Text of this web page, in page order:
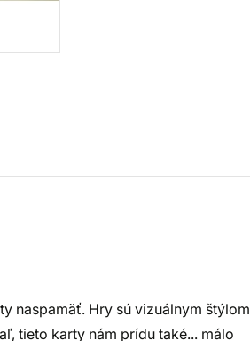
naspamäť. Hry sú vizuálnym štýlom
tieto karty nám prídu také... málo